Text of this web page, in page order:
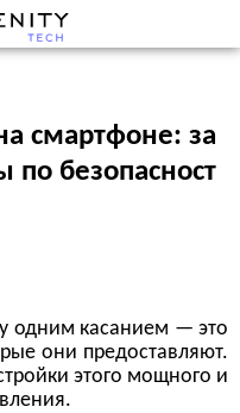
смартфоне: за
по безопасност
одним касанием — это
они предоставляют.
этого мощного и